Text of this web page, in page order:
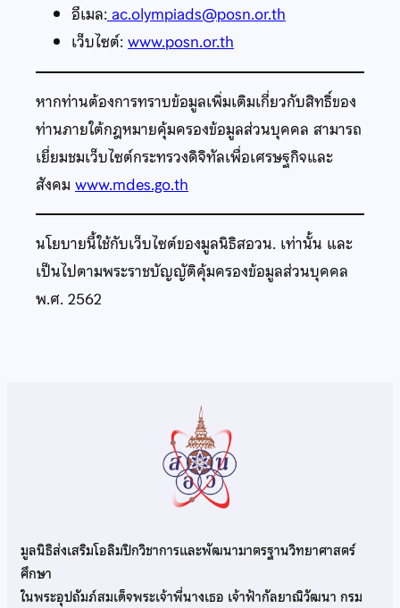
อีเมล:ac.olympiads@posn.or.th
เว็บไซต์:www.posn.or.th
หากท่านต้องการทราบข้อมูลเพิ่มเติมเกี่ยวกับสิทธิ์ของ
ท่านภายใต้กฎหมายคุ้มครองข้อมูลส่วนบุคคล สามารถ
เยี่ยมชมเว็บไซต์กระทรวงดิจิทัลเพื่อเศรษฐกิจและ
สังคม www.mdes.go.th
นโยบายนี้ใช้กับเว็บไซต์ของมูลนิธิสอวน. เท่านั้น และ
เป็นไปตามพระราชบัญญัติคุ้มครองข้อมูลส่วนบุคคล
พ.ศ. 2562
มูลนิธิส่งเสริมโอลิมปิกวิชาการและพัฒนามาตรฐานวิทยาศาสตร์
ศึกษา
ในพระอุปถัมภ์สมเด็จพระเจ้าพี่นางเธอ เจ้าฟ้ากัลยาณิวัฒนา กรม